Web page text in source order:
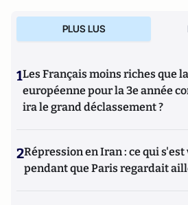
PLUS LUS
1Les Français moins riches que
européenne pour la 3e année
ira le grand déclassement ?
2Répression en Iran : ce qui
pendant que Paris regardait